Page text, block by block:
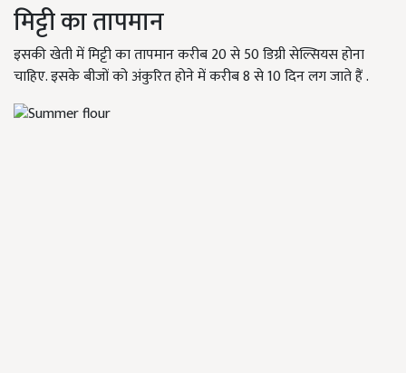
मिट्टी का तापमान
इसकी खेती में मिट्टी का तापमान करीब 20 से 50 डिग्री सेल्सियस होना
चाहिए. इसके बीजों को अंकुरित होने में करीब 8 से 10 दिन लग जाते हैं .